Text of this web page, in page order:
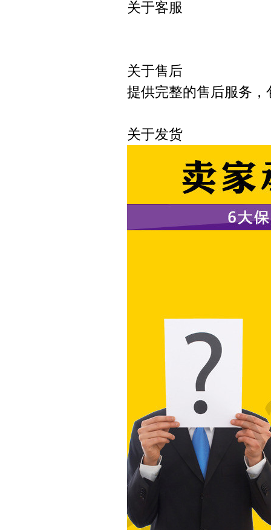
关于客服
关于售后
提供完整的售后服务
关于发货